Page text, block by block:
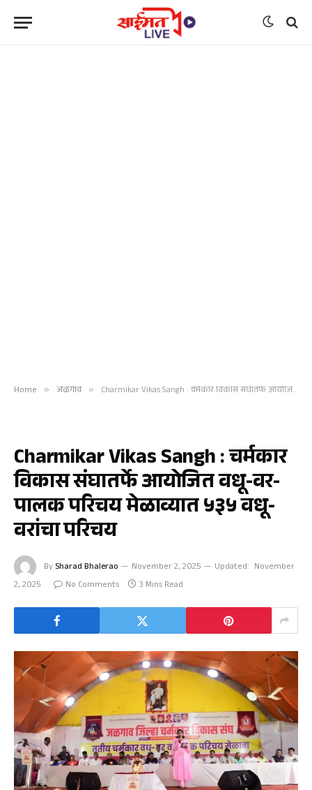
Home » जळगाव » Charmikar Vikas Sangh : चर्मकार विकास संघातर्फे आयोजित वधू-वर-पालक परिचय मेळाव्यात ५३५ वधू-वरांचा परिचय
Charmikar Vikas Sangh : चर्मकार
विकास संघातर्फे आयोजित वधू-वर-
पालक परिचय मेळाव्यात ५३५ वधू-
वरांचा परिचय
By Sharad Bhalerao November 2, 2025 Updated: November
2, 2025
No Comments 3 Mins Read